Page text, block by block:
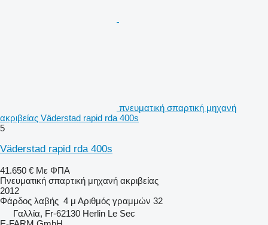
πνευματική σπαρτική μηχανή
ακριβείας Väderstad rapid rda 400s
5
Väderstad rapid rda 400s
41.650 € Με ΦΠΑ
Πνευματική σπαρτική μηχανή ακριβείας
2012
Φάρδος λαβής 4 μ Αριθμός γραμμών 32
Γαλλία, Fr-62130 Herlin Le Sec